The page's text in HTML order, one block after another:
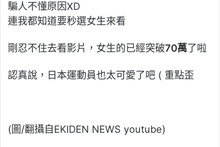
騙人不懂原因XD
連我都知道要秒選女生來看
剛忍不住去看影片，女生的已經突破70萬了啦
認真說，日本運動員也太可愛了吧 ( 重點歪
(圖/翻攝自EKIDEN NEWS youtube)